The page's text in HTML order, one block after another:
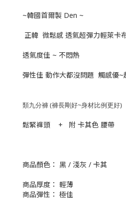
~韓國首爾製 Den ~
正韓 微鬆感 透氣超彈力輕萊卡
透氣度佳 ~ 不悶熱
彈性佳 動作大都沒問題 觸感優~
類九分褲 (褲長剛好~身材比例更好)
鬆緊褲頭 + 附 卡其色 腰帶
商品顏色： 黑 / 淺灰 / 卡其
商品厚度： 輕薄
商品彈性： 極佳